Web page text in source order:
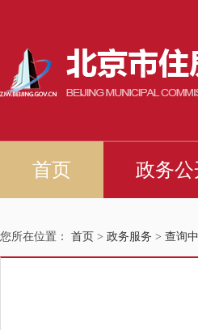
您所在位置： 首页 > 政务服务 > 查询